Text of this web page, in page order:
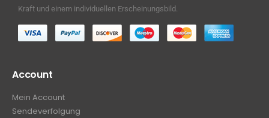
Kraft und einem individuellen Erscheinungsbild.
Account
Mein Account
Sendeverfolgung